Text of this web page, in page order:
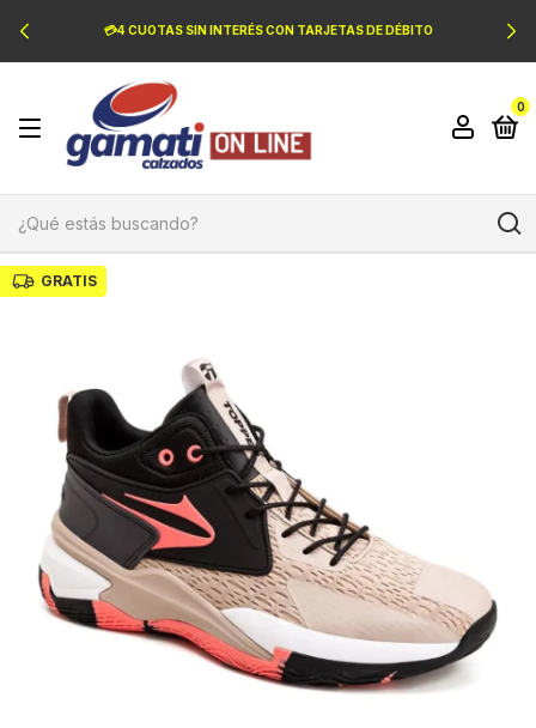
💳4 CUOTAS SIN INTERÉS CON TARJETAS DE DÉBITO
0
GRATIS